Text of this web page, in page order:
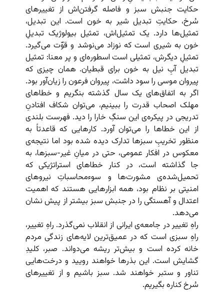
حکایت جنبش سبز و فاصله گرفتن‌اش از تغییرهای
سُرخ، حکایتِ تبدیل شیر به خون است. این تبدیل،
تمثیل‌ها دارد. یک تمثیل‌اش، تمثیل بیولوژیک تبدیلِ
خون به شیری است که نوزاد می‌نوشد و قوّت می‌گیرد.
تمثیلِ دیگرش، تمثیلی است اسطوره‌ای و پر معنا: تمثیل
تبدیل آبِ نیل به خون برای قبطیان. همان چیزی که
پیروان موسی را سود داشت، پیروان فرعون را زیان‌آور بود.
اگر به اتفاق‌های یک سال گذشته بنگریم و خطاهای
مهلک اصحاب قدرت را ببینیم، می‌توان شکاف افتادنِ
تدریجی در پیکره‌ی این سنگِ خارا را دید. فهرست بلندی
از این خطاها را می‌‌توان آورد. کارهایی که قاعدتاً به
منظور تخریبِ سبزها تدارک دیده شده بود اما نتیجه‌ی
معکوس در افکار عمومی، حتی در میانِ غیر-سبزها، به
جا گذاشته است، در کنار خطاهای استراتژیکی که
تحمیل‌شده‌ی مشورت‌ها و سوءمحاسباتِ نیروهای
امنیتی بر نظام بود، همه ابزارهایی هستند که اهمیت
اعتدال و آهستگی را در جنبش سبز بیشتر از پیش نشان
می‌دهد.
راهِ تغییر در جامعه‌ی ایرانی از انقلاب نمی‌گذرد. راهِ تغییر،
راهِ سبزی است که در عمیق‌ترین لایه‌های زندگی مردم
خانه کرده است و بیش‌تر ریشه می‌دواند. صبر، کلیدِ
گشایش است. این بذرها خواهند رویید و درخت‌هایی
تناور و ستبر خواهند شد. سبز باشیم و از تغییرهای
سُرخ کناره بگیریم.